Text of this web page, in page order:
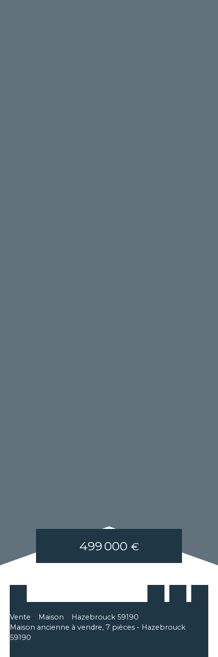
499 000 €
Vente Maison
Hazebrouck 59190
Maison ancienne à vendre, 7 pièces - Hazebrouck
59190